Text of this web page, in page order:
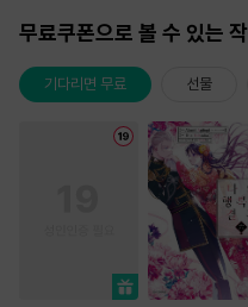
무료쿠폰으로 볼 수 있는
기다리면 무료 선물